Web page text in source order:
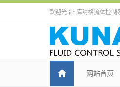
欢迎光临~库纳格流体控制
网站首页